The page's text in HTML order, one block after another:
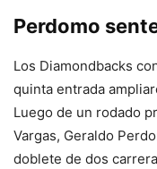
Perdomo
Los Diamondbacks
quinta entrada
Luego de un rodado
Vargas, Geraldo
doblete de dos